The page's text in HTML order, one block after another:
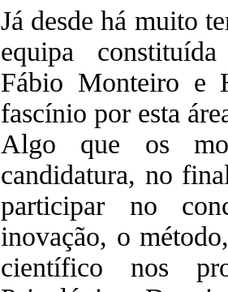
Já desde há muito
equipa
Fábio Monteiro e
fascínio por esta
Algo que os
candidatura, no
participar no
inovação, o
científico nos